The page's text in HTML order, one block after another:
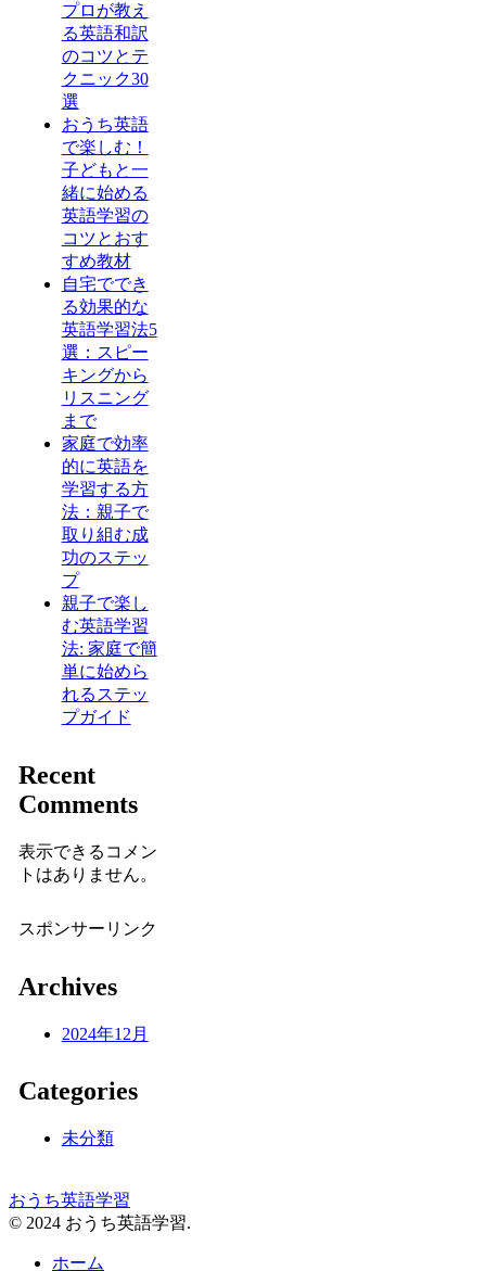
プロが教え
る英語和訳
のコツとテ
クニック30
選
おうち英語
で楽しむ！
子どもと一
緒に始める
英語学習の
コツとおす
すめ教材
自宅ででき
る効果的な
英語学習法5
選：スピー
キングから
リスニング
まで
家庭で効率
的に英語を
学習する方
法：親子で
取り組む成
功のステッ
プ
親子で楽し
む英語学習
法: 家庭で簡
単に始めら
れるステッ
プガイド
Recent
Comments
表示できるコメン
トはありません。
スポンサーリンク
Archives
2024年12月
Categories
未分類
おうち英語学習
© 2024 おうち英語学習.
ホーム